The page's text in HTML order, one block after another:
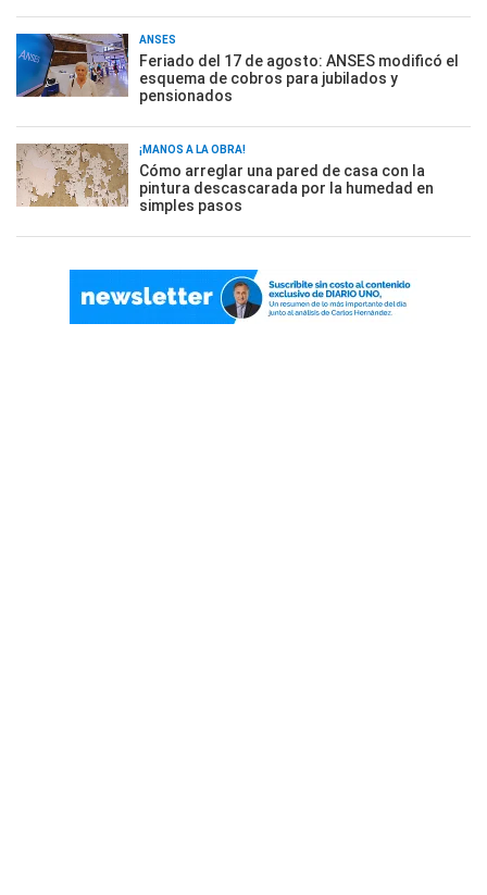
ANSES
Feriado del 17 de agosto: ANSES modificó el
esquema de cobros para jubilados y
pensionados
¡MANOS A LA OBRA!
Cómo arreglar una pared de casa con la
pintura descascarada por la humedad en
simples pasos